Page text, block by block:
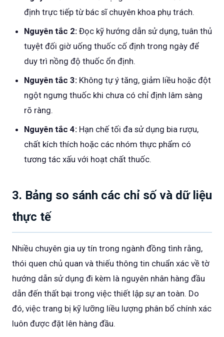
định trực tiếp từ bác sĩ chuyên khoa phụ trách.
Nguyên tắc 2: Đọc kỹ hướng dẫn sử dụng, tuân thủ
tuyệt đối giờ uống thuốc cố định trong ngày để
duy trì nồng độ thuốc ổn định.
Nguyên tắc 3: Không tự ý tăng, giảm liều hoặc đột
ngột ngưng thuốc khi chưa có chỉ định lâm sàng
rõ ràng.
Nguyên tắc 4: Hạn chế tối đa sử dụng bia rượu,
chất kích thích hoặc các nhóm thực phẩm có
tương tác xấu với hoạt chất thuốc.
3. Bảng so sánh các chỉ số và dữ liệu
thực tế
Nhiều chuyên gia uy tín trong ngành đồng tình rằng,
thói quen chủ quan và thiếu thông tin chuẩn xác về tờ
hướng dẫn sử dụng đi kèm là nguyên nhân hàng đầu
dẫn đến thất bại trong việc thiết lập sự an toàn. Do
đó, việc trang bị kỹ lưỡng liều lượng phân bổ chính xác
luôn được đặt lên hàng đầu.